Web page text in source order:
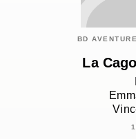
BD
La